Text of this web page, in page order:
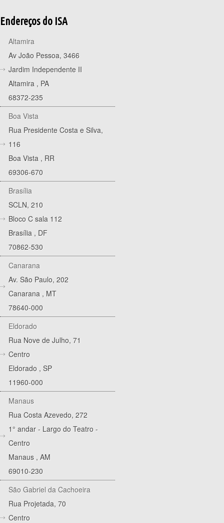
Endereços do ISA
Altamira
Av João Pessoa, 3466
Jardim Independente II
Altamira , PA
68372-235
Boa Vista
Rua Presidente Costa e Silva,
116
Boa Vista , RR
69306-670
Brasília
SCLN, 210
Bloco C sala 112
Brasília , DF
70862-530
Canarana
Av. São Paulo, 202
Canarana , MT
78640-000
Eldorado
Rua Nove de Julho, 71
Centro
Eldorado , SP
11960-000
Manaus
Rua Costa Azevedo, 272
1° andar - Largo do Teatro -
Centro
Manaus , AM
69010-230
São Gabriel da Cachoeira
Rua Projetada, 70
Centro